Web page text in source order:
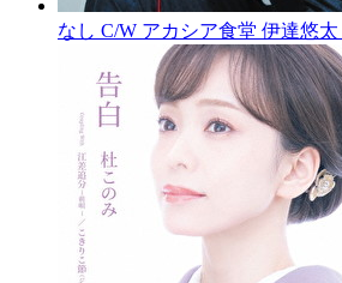
なし C/W アカシア食堂 伊達悠太